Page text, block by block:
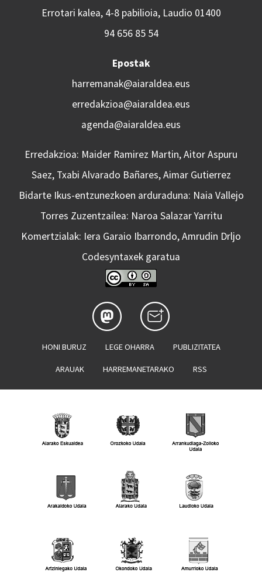
Errotari kalea, 4-8 pabilioia, Laudio 01400
94 656 85 54
Epostak
harremanak@aiaraldea.eus
erredakzioa@aiaraldea.eus
agenda@aiaraldea.eus
Erredakzioa: Maider Ramirez Martin, Aitor Aspuru
Saez, Txabi Alvarado Bañares, Aimar Gutierrez
Bidarte Ikus-entzunezkoen arduraduna: Naia Vallejo
Torres Zuzentzailea: Naroa Salazar Yarritu
Komertzialak: Iera Garaio Ibarrondo, Amrudin Drljo
Codesyntaxek garatua
HONI BURUZ LEGE OHARRA PUBLIZITATEA
ARAUAK HARREMANETARAKO RSS